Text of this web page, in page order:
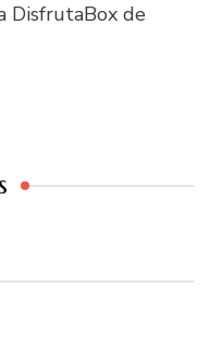
DisfrutaBox de